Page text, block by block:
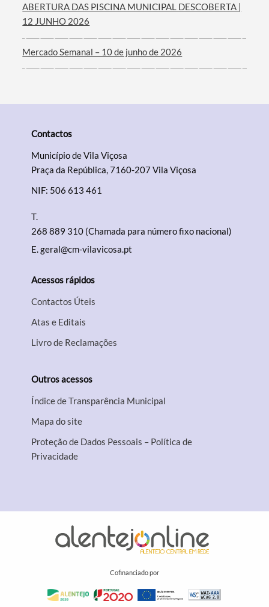
Filtros
ABERTURA DAS PISCINA MUNICIPAL DESCOBERTA |
12 JUNHO 2026
Mercado Semanal – 10 de junho de 2026
Contactos
Município de Vila Viçosa
Praça da República, 7160-207 Vila Viçosa
NIF: 506 613 461
T.
268 889 310 (Chamada para número fixo nacional)
E.geral@cm-vilavicosa.pt
Acessos rápidos
Contactos Úteis
Atas e Editais
Livro de Reclamações
Outros acessos
Índice de Transparência Municipal
Mapa do site
Proteção de Dados Pessoais – Política de
Privacidade
Cofinanciado por